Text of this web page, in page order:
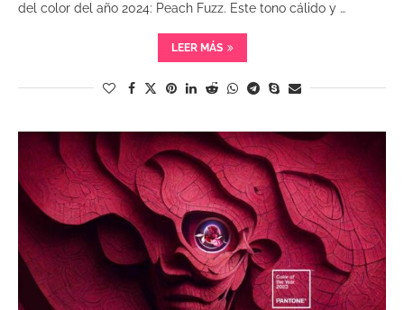
del color del año 2024: Peach Fuzz. Este tono cálido y …
LEER MÁS